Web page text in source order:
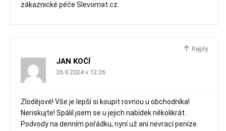
zákaznické péče Slevomat.cz.
Reply
JAN KOČÍ
26.9.2024 v 12:26
Zlodějové! Vše je lepší si koupit rovnou u obchodníka!
Neriskujte! Spálil jsem se u jejich nabídek několikrát.
Podvody na denním pořádku, nyní už ani nevrací peníze.